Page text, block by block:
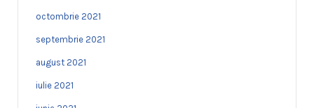
octombrie 2021
septembrie 2021
august 2021
iulie 2021